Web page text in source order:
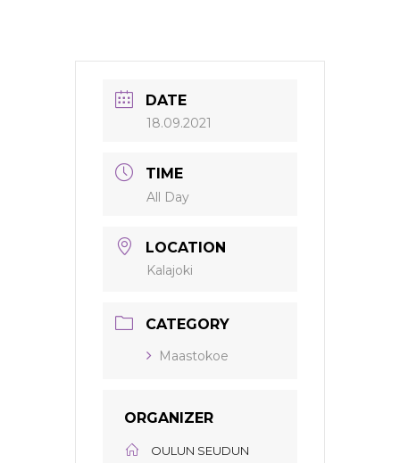
DATE
18.09.2021
TIME
All Day
LOCATION
Kalajoki
CATEGORY
Maastokoe
ORGANIZER
OULUN SEUDUN